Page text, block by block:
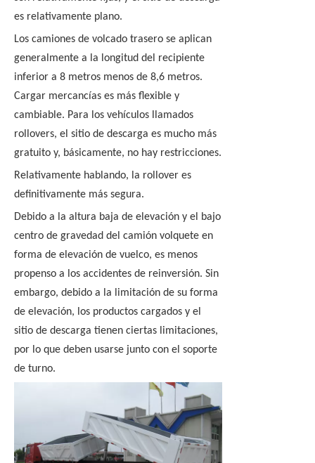
es relativamente plano.
Los camiones de volcado trasero se aplican
generalmente a la longitud del recipiente
inferior a 8 metros menos de 8,6 metros.
Cargar mercancías es más flexible y
cambiable. Para los vehículos llamados
rollovers, el sitio de descarga es mucho más
gratuito y, básicamente, no hay restricciones.
Relativamente hablando, la rollover es
definitivamente más segura.
Debido a la altura baja de elevación y el bajo
centro de gravedad del camión volquete en
forma de elevación de vuelco, es menos
propenso a los accidentes de reinversión. Sin
embargo, debido a la limitación de su forma
de elevación, los productos cargados y el
sitio de descarga tienen ciertas limitaciones,
por lo que deben usarse junto con el soporte
de turno.